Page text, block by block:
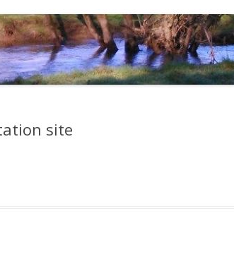
site